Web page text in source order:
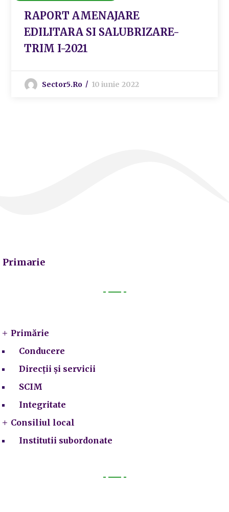
RAPORT AMENAJARE
EDILITARA SI SALUBRIZARE-
TRIM I-2021
Sector5.ro 10 iunie 2022
Primarie
Primărie
Conducere
Direcții și servicii
SCIM
Integritate
Consiliul local
Institutii subordonate